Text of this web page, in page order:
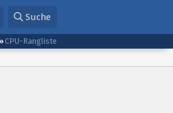
Suche
CPU-Rangliste